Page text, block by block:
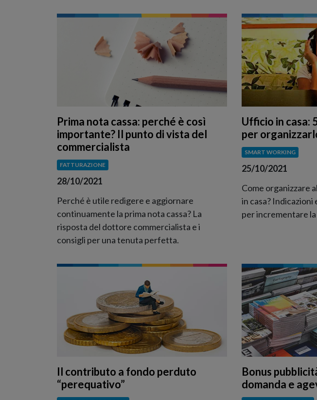
Prima nota cassa: perché è così
importante? Il punto di vista del
commercialista
FATTURAZIONE
28/10/2021
Perché è utile redigere e aggiornare
continuamente la prima nota cassa? La
risposta del dottore commercialista e i
consigli per una tenuta perfetta.
Ufficio in casa:
per
SMART WORKING
25/10/2021
Come organizzare
in casa?
per incrementare
Il contributo a fondo perduto
“perequativo”
Bonus
domanda e